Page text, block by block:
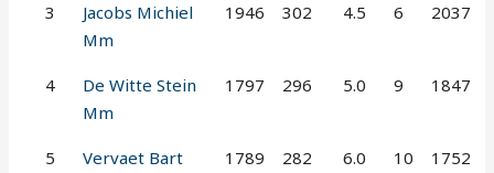
3
Jacobs Michiel
Mm
1946 302 4.5 6 2037
4
De Witte Stein
Mm
1797 296 5.0 9 1847
5
Vervaet Bart
1789 282 6.0 10 1752